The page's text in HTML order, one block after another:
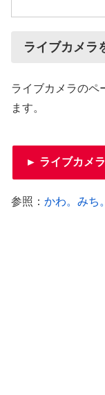
ライブカメラ
ライブカメラのペ
ます。
► ライブカメ
参照： かわ。みち